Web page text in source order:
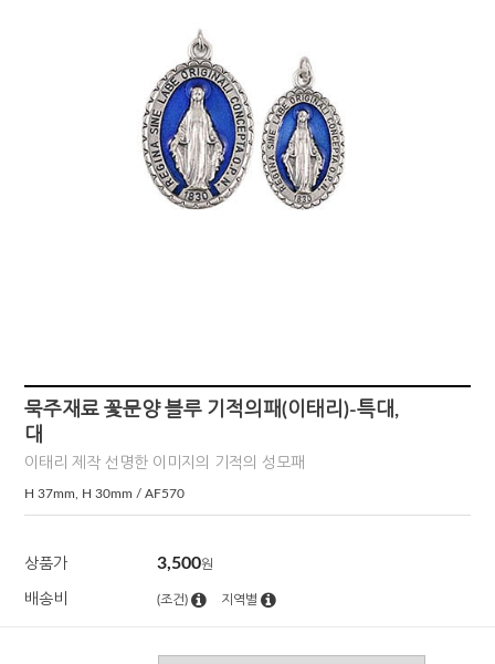
묵주재료 꽃문양 블루 기적의패(이태리)-특대,
대
이태리 제작 선명한 이미지의 기적의 성모패
H 37mm, H 30mm / AF570
상품가 3,500원
배송비 (조건) 지역별